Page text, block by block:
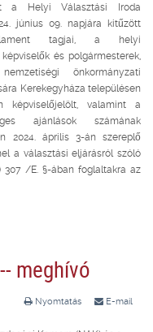
a Helyi Választási Iroda
június 09. napjára kitűzött
tagjai, a helyi
és polgármesterek,
önkormányzati
Kerekegyháza településen
képviselőjelölt, valamint a
ajánlások számának
2024. április 3-án szereplő
a választási eljárásról szóló
307 /E. §-ában foglaltakra az
meghívó
Nyomtatás E-mail